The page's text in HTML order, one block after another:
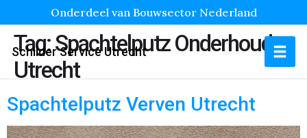
Onderdeel van Bouwsector Nederland
Schilder Service Utrecht
Tag:Spachtelputz Onderhoud
Utrecht
Spachtelputz Verven Utrecht